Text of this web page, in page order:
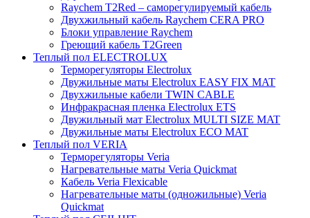
Raychem T2Red – саморегулируемый кабель
Двухжильный кабель Raychem CERA PRO
Блоки управление Raychem
Греющий кабель T2Green
Теплый пол ELECTROLUX
Терморегуляторы Electrolux
Двужильные маты Electrolux EASY FIX MAT
Двухжильные кабели TWIN CABLE
Инфракрасная пленка Electrolux ETS
Двужильный мат Electrolux MULTI SIZE MAT
Двужильные маты Electrolux ECO MAT
Теплый пол VERIA
Терморегуляторы Veria
Нагревательные маты Veria Quickmat
Кабель Veria Flexicable
Нагревательные маты (одножильные) Veria
Quickmat